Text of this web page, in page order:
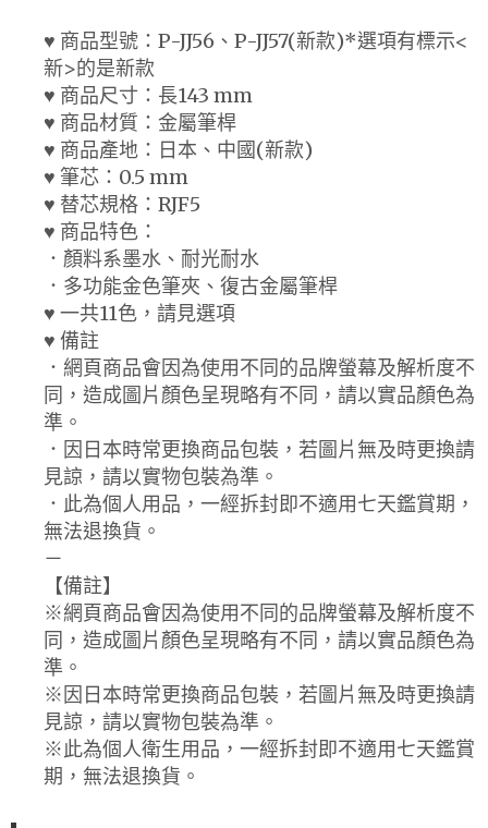
♥ 商品型號：P-JJ56、P-JJ57(新款)*選項有標示<
新>的是新款
♥ 商品尺寸：長143 mm
♥ 商品材質：金屬筆桿
♥ 商品產地：日本、中國(新款)
♥ 筆芯：0.5 mm
♥ 替芯規格：RJF5
♥ 商品特色：
．顏料系墨水、耐光耐水
．多功能金色筆夾、復古金屬筆桿
♥ 一共11色，請見選項
♥ 備註
．網頁商品會因為使用不同的品牌螢幕及解析度不
同，造成圖片顏色呈現略有不同，請以實品顏色為
準。
．因日本時常更換商品包裝，若圖片無及時更換請
見諒，請以實物包裝為準。
．此為個人用品，一經拆封即不適用七天鑑賞期，
無法退換貨。
－
【備註】
※網頁商品會因為使用不同的品牌螢幕及解析度不
同，造成圖片顏色呈現略有不同，請以實品顏色為
準。
※因日本時常更換商品包裝，若圖片無及時更換請
見諒，請以實物包裝為準。
※此為個人衛生用品，一經拆封即不適用七天鑑賞
期，無法退換貨。